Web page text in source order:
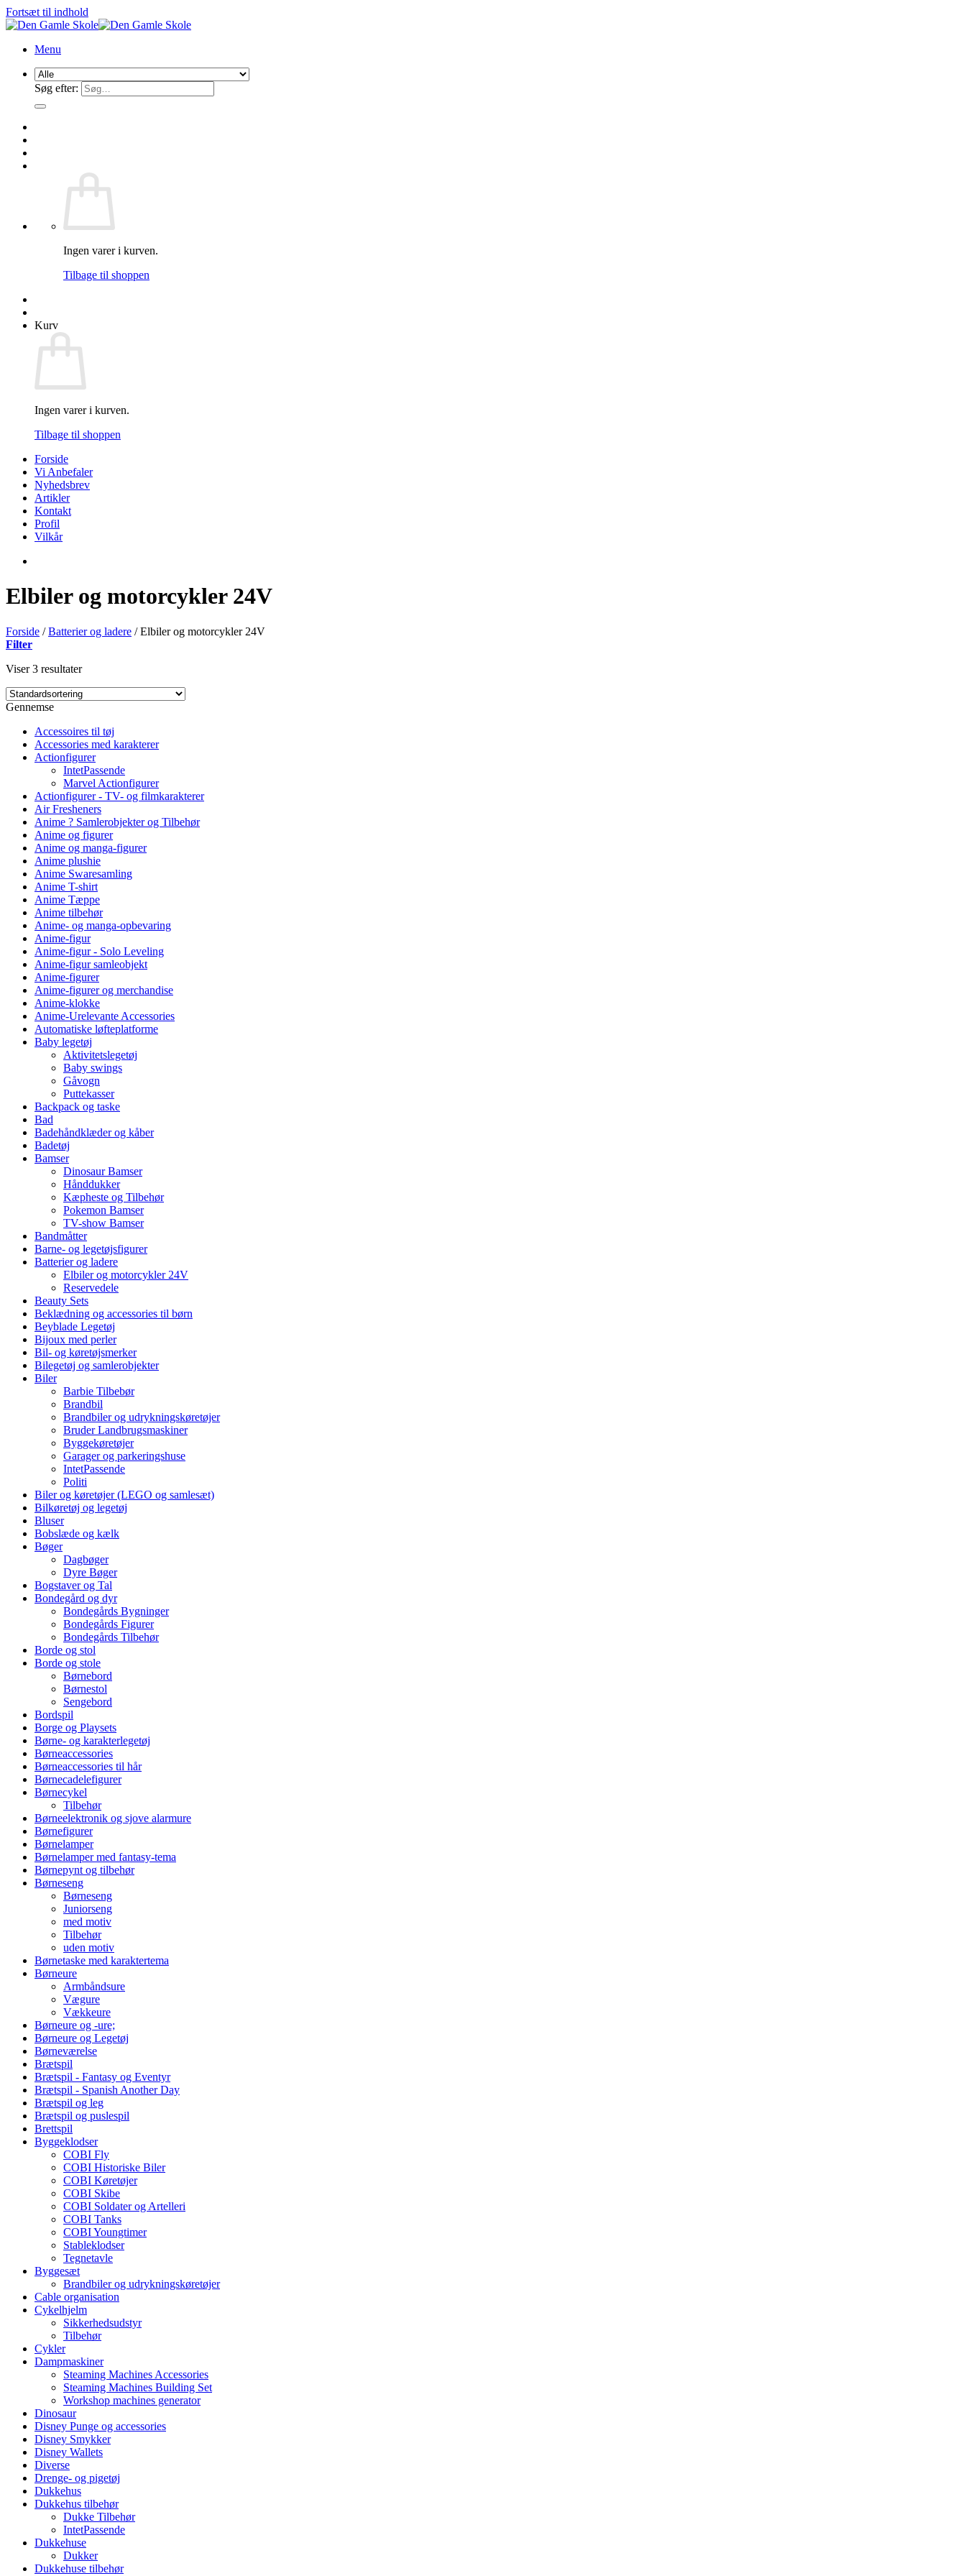
Fortsæt til indhold
Menu
Søg efter:
Ingen varer i kurven.
Tilbage til shoppen
Kurv
Ingen varer i kurven.
Tilbage til shoppen
Forside
Vi Anbefaler
Nyhedsbrev
Artikler
Kontakt
Profil
Vilkår
Elbiler og motorcykler 24V
Forside / Batterier og ladere /Elbiler og motorcykler 24V
Filter
Viser 3 resultater
Gennemse
Accessoires til tøj
Accessories med karakterer
Actionfigurer
IntetPassende
Marvel Actionfigurer
Actionfigurer - TV- og filmkarakterer
Air Fresheners
Anime ? Samlerobjekter og Tilbehør
Anime og figurer
Anime og manga-figurer
Anime plushie
Anime Swaresamling
Anime T-shirt
Anime Tæppe
Anime tilbehør
Anime- og manga-opbevaring
Anime-figur
Anime-figur - Solo Leveling
Anime-figur samleobjekt
Anime-figurer
Anime-figurer og merchandise
Anime-klokke
Anime-Urelevante Accessories
Automatiske løfteplatforme
Baby legetøj
Aktivitetslegetøj
Baby swings
Gåvogn
Puttekasser
Backpack og taske
Bad
Badehåndklæder og kåber
Badetøj
Bamser
Dinosaur Bamser
Hånddukker
Kæpheste og Tilbehør
Pokemon Bamser
TV-show Bamser
Bandmåtter
Barne- og legetøjsfigurer
Batterier og ladere
Elbiler og motorcykler 24V
Reservedele
Beauty Sets
Beklædning og accessories til børn
Beyblade Legetøj
Bijoux med perler
Bil- og køretøjsmerker
Bilegetøj og samlerobjekter
Biler
Barbie Tilbebør
Brandbil
Brandbiler og udrykningskøretøjer
Bruder Landbrugsmaskiner
Byggekøretøjer
Garager og parkeringshuse
IntetPassende
Politi
Biler og køretøjer (LEGO og samlesæt)
Bilkøretøj og legetøj
Bluser
Bobslæde og kælk
Bøger
Dagbøger
Dyre Bøger
Bogstaver og Tal
Bondegård og dyr
Bondegårds Bygninger
Bondegårds Figurer
Bondegårds Tilbehør
Borde og stol
Borde og stole
Børnebord
Børnestol
Sengebord
Bordspil
Borge og Playsets
Børne- og karakterlegetøj
Børneaccessories
Børneaccessories til hår
Børnecadelefigurer
Børnecykel
Tilbehør
Børneelektronik og sjove alarmure
Børnefigurer
Børnelamper
Børnelamper med fantasy-tema
Børnepynt og tilbehør
Børneseng
Børneseng
Juniorseng
med motiv
Tilbehør
uden motiv
Børnetaske med karaktertema
Børneure
Armbåndsure
Vægure
Vækkeure
Børneure og -ure;
Børneure og Legetøj
Børneværelse
Brætspil
Brætspil - Fantasy og Eventyr
Brætspil - Spanish Another Day
Brætspil og leg
Brætspil og puslespil
Brettspil
Byggeklodser
COBI Fly
COBI Historiske Biler
COBI Køretøjer
COBI Skibe
COBI Soldater og Artelleri
COBI Tanks
COBI Youngtimer
Stableklodser
Tegnetavle
Byggesæt
Brandbiler og udrykningskøretøjer
Cable organisation
Cykelhjelm
Sikkerhedsudstyr
Tilbehør
Cykler
Dampmaskiner
Steaming Machines Accessories
Steaming Machines Building Set
Workshop machines generator
Dinosaur
Disney Punge og accessories
Disney Smykker
Disney Wallets
Diverse
Drenge- og pigetøj
Dukkehus
Dukkehus tilbehør
Dukke Tilbehør
IntetPassende
Dukkehuse
Dukker
Dukkehuse tilbehør